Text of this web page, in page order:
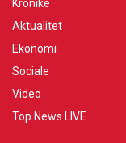
Kronikë
Aktualitet
Ekonomi
Sociale
Video
Top News LIVE